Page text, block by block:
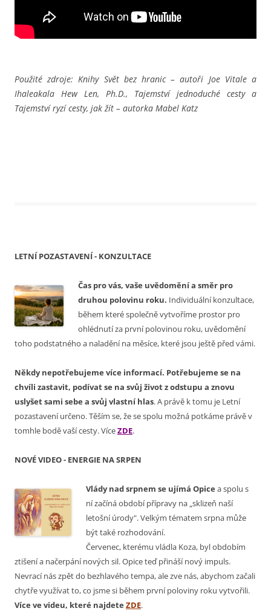
Použité zdroje: Knihy Svět bez hranic – autoři Joe Vitale a
Ihaleakala Hew Len, Ph.D., Tajemství jednoduché cesty a
Tajemství ryzí cesty, jak žít – autorka Mabel Katz
LETNÍ POZASTAVENÍ - KONZULTACE
Čas pro vás, vaše uvědomění a směr pro
druhou polovinu roku. Individuální konzultace,
během které společně vytvoříme prostor pro
ohlédnutí za první polovinou roku, uvědomění
toho podstatného a naladění na měsíce, které jsou ještě před vámi.
Někdy nepotřebujeme více informací. Potřebujeme se na
chvíli zastavit, podívat se na svůj život z odstupu a znovu
uslyšet sami sebe a svůj vlastní hlas. A právě k tomu je Letní
pozastavení určeno. Těším se, že se spolu možná potkáme právě v
tomhle bodě vaší cesty. VíceZDE.
NOVÉ VIDEO - ENERGIE NA SRPEN
Vlády nad srpnem se ujímá Opice aspolu s
ní začíná období přípravy na „sklizeň naší
letošní úrody".Velkým tématem srpna může
být také rozhodování.
Červenec, kterému vládla Koza, byl obdobím
ztišení a načerpání nových sil. Opice teď přináší nový impuls.
Nevrací nás zpět do bezhlavého tempa, ale zve nás, abychom začali
chytře využívat to, co jsme si během první poloviny roku vytvořili.
Více ve videu, které najdete ZDE.